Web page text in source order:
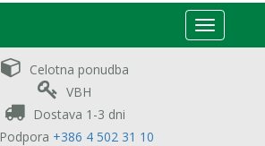
Toggle
navigation
Celotna ponudba
VBH
Dostava 1-3 dni
Podpora +386 4 502 31 10